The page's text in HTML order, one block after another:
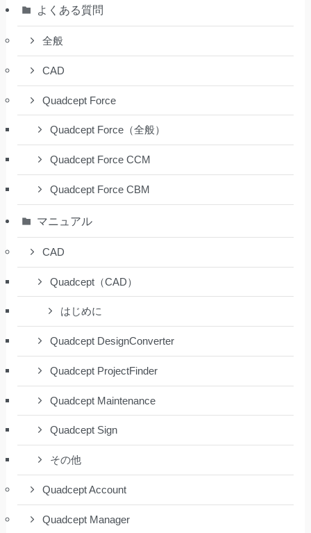
よくある質問
全般
CAD
Quadcept Force
Quadcept Force（全般）
Quadcept Force CCM
Quadcept Force CBM
マニュアル
CAD
Quadcept（CAD）
はじめに
Quadcept DesignConverter
Quadcept ProjectFinder
Quadcept Maintenance
Quadcept Sign
その他
Quadcept Account
Quadcept Manager